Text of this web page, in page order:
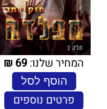
המחיר שלנו:69
₪
הוסף לסל
פרטים נוספים